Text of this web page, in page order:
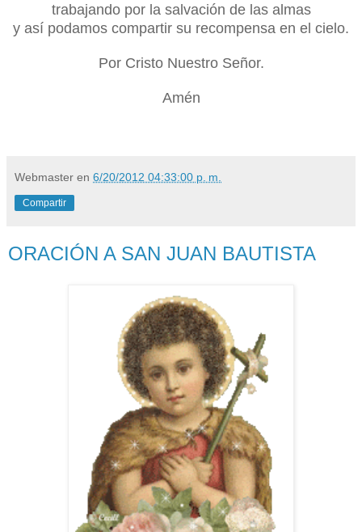
trabajando por la salvación de las almas
y así podamos compartir su recompensa en el cielo.
Por Cristo Nuestro Señor.
Amén
Webmaster en 6/20/2012 04:33:00 p. m.
Compartir
ORACIÓN A SAN JUAN BAUTISTA